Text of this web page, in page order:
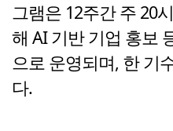
그램은 12주간 주 20
해 AI 기반 기업 홍보
으로 운영되며, 한 기
다.